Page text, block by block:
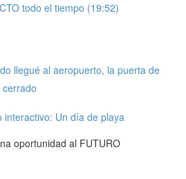
todo el tiempo (19:52)
llegué al aeropuerto, la puerta de
interactivo: Un día de playa
oportunidad al FUTURO